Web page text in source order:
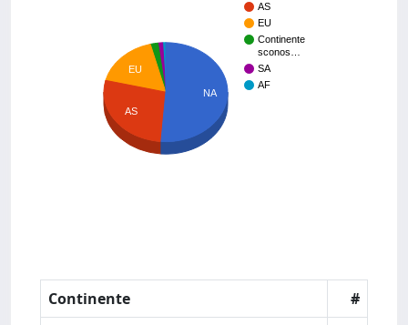
AS
EU
Continente
sconos…
SA
AF
EU
AS
NA
Continente
#